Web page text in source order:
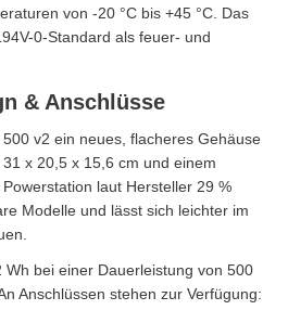
von -20 °C bis +45 °C. Das
0-Standard als feuer- und
& Anschlüsse
v2 ein neues, flacheres Gehäuse
x 20,5 x 15,6 cm und einem
laut Hersteller 29 %
Modelle und lässt sich leichter im
Wh bei einer Dauerleistung von 500
Anschlüssen stehen zur Verfügung: